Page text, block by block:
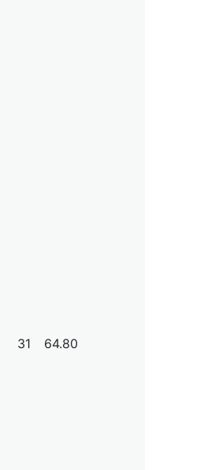
31 64.80